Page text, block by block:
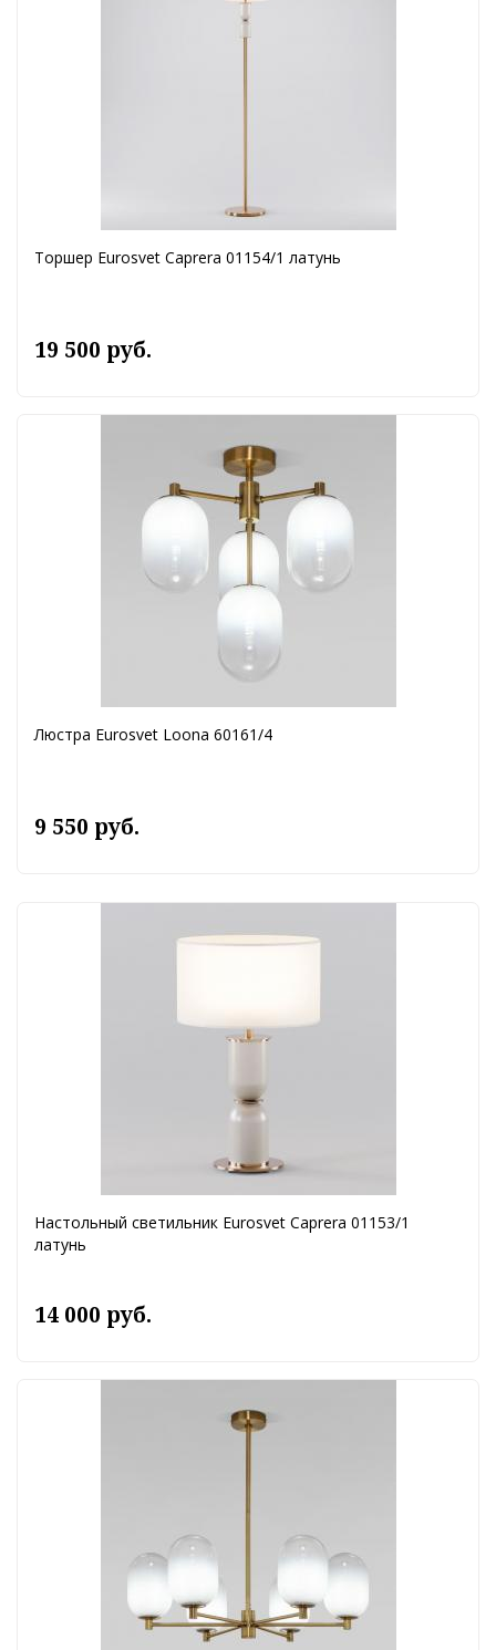
Торшер Eurosvet Caprera 01154/1 латунь
19 500 руб.
Люстра Eurosvet Loona 60161/4
9 550 руб.
Настольный светильник Eurosvet Caprera 01153/1
латунь
14 000 руб.